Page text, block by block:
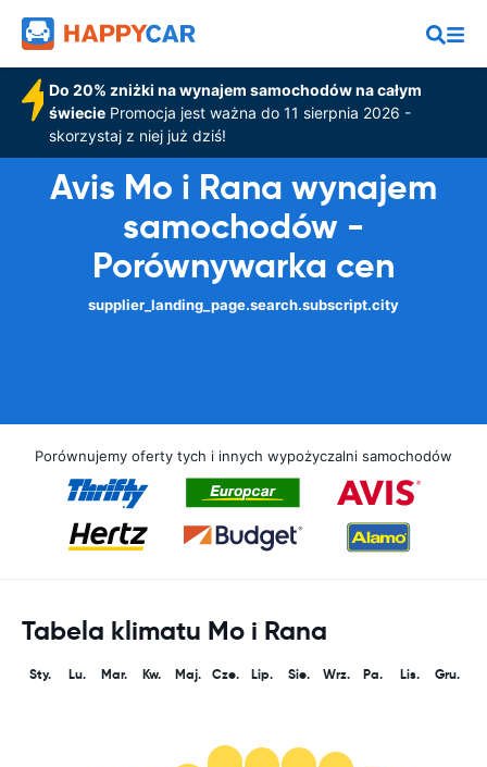
Do 20% zniżki na wynajem samochodów na całym
świeciePromocja jest ważna do 11 sierpnia 2026 -
skorzystaj z niej już dziś!
Avis Mo i Rana wynajem
samochodów -
Porównywarka cen
supplier_landing_page.search.subscript.city
Porównujemy oferty tych i innych wypożyczalni samochodów
Tabela klimatu Mo i Rana
Sty. Lu. Mar. Kw. Maj. Cze. Lip. Sie. Wrz. Pa. Lis. Gru.